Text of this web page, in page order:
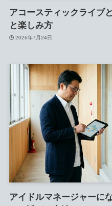
アコースティックライブ
と楽しみ方
2026年7月24日
アイドルマネージャーに